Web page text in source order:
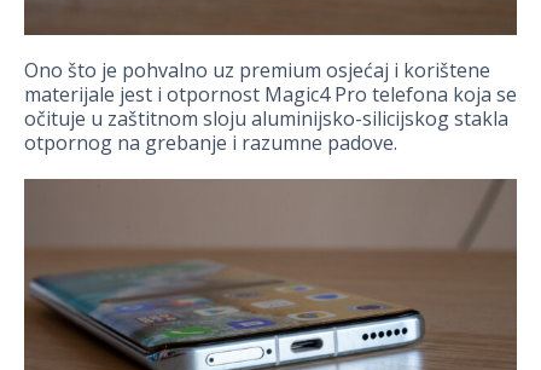
Ono što je pohvalno uz premium osjećaj i korištene
materijale jest i otpornost Magic4 Pro telefona koja se
očituje u zaštitnom sloju aluminijsko-silicijskog stakla
otpornog na grebanje i razumne padove.